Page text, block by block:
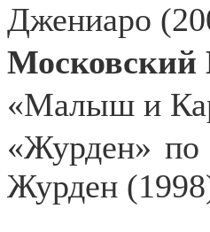
Джениаро
Московский
«Малыш и
«Журден»
Журден